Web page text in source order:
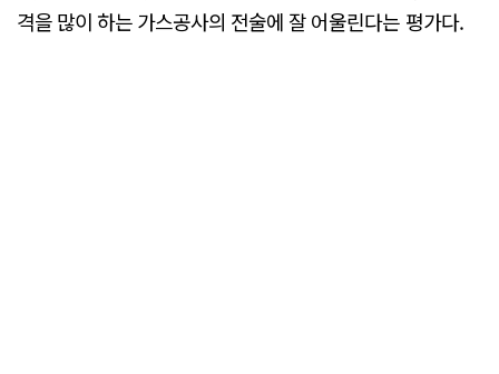
격을 많이 하는 가스공사의 전술에 잘 어울린다는 평가다.